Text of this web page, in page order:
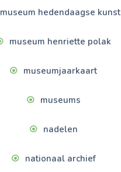
museum hedendaagse kunst
museum henriette polak
museumjaarkaart
museums
nadelen
nationaal archief